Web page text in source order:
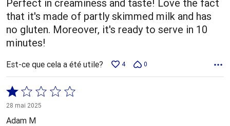
Perfect in creaminess and taste! Love the fact
that it's made of partly skimmed milk and has
no gluten. Moreover, it's ready to serve in 10
minutes!
Est-ce que cela a été utile? 4 0
Coté
1 sur
5
28 mai 2025
Adam M